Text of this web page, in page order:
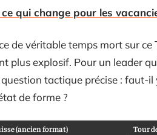
qui change pour les
de véritable temps mort sur ce
plus explosif. Pour un leader
tactique précise : faut-
de forme ?
(ancien format) Tour